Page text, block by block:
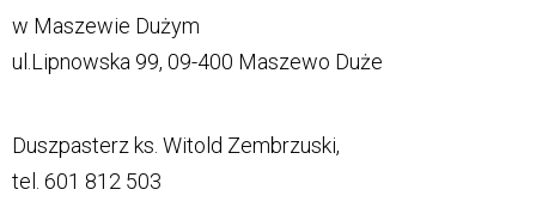
w Maszewie Dużym
ul.Lipnowska 99, 09-400 Maszewo Duże
Duszpasterz ks. Witold Zembrzuski,
tel. 601 812 503